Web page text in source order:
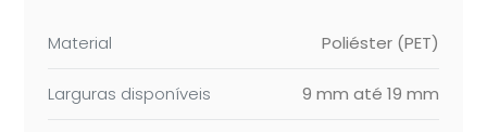
Material Poliéster (PET)
Larguras disponíveis 9 mm até 19 mm